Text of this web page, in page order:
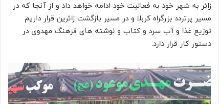
زائر به شهر خود به فعالیت خود ادامه خواهد داد و از آنجا که در
مسیر پرتردد بزرگراه کربلا و در مسیر بازگشت زائرین قرار داریم
توزیع غذا و آب سرد و کتاب و نوشته های فرهنگ مهدوی در
دستور کار قرار دارد.